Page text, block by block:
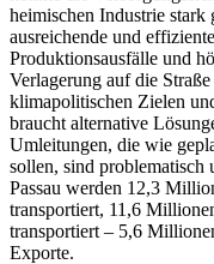
heimischen Industrie stark
ausreichende und
Produktionsausfälle und
Verlagerung auf die
klimapolitischen Zielen
braucht alternative
Umleitungen, die wie
sollen, sind
Passau werden 12,3
transportiert, 11,6
transportiert – 5,6
Exporte.